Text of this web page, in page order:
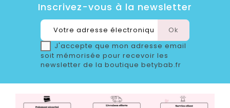
Inscrivez-vous à la newsletter
J'accepte que mon adresse email
soit mémorisée pour recevoir les
newsletter de la boutique betybab.fr